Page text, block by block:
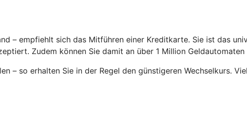
– empfiehlt sich das Mitführen einer Kreditkarte. Sie ist das
Zudem können Sie damit an über 1 Million
– so erhalten Sie in der Regel den günstigeren Wechselkurs.